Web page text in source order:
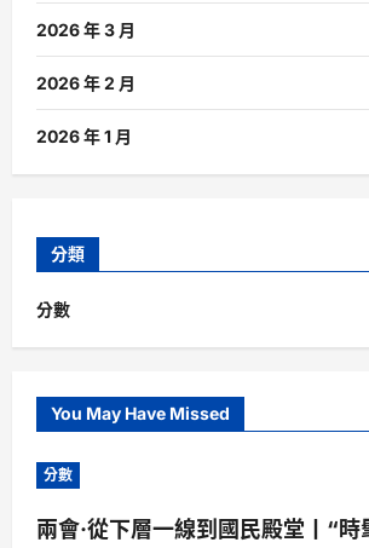
2026 年 3 月
2026 年 2 月
2026 年 1 月
分類
分數
You May Have Missed
分數
兩會·從下層一線到國民殿堂丨“時